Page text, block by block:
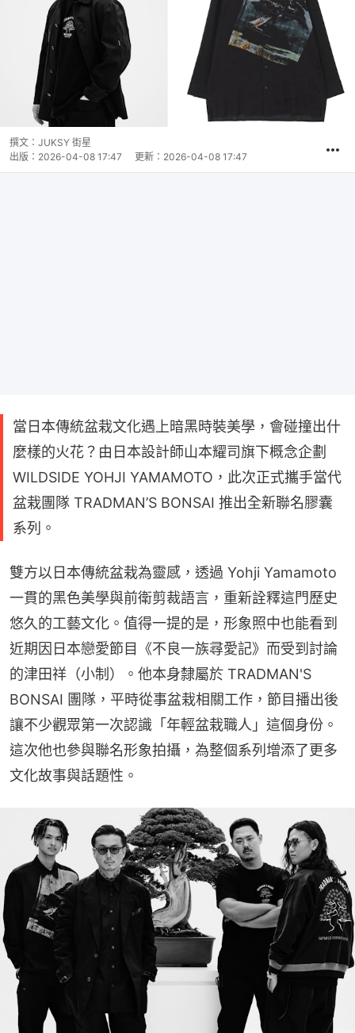
撰文： JUKSY 街星
出版： 2026-04-08 17:47 更新： 2026-04-08 17:47
當日本傳統盆栽文化遇上暗黑時裝美學，會碰撞出什
麼樣的火花？由日本設計師山本耀司旗下概念企劃
WILDSIDE YOHJI YAMAMOTO，此次正式攜手當代
盆栽團隊 TRADMAN’S BONSAI 推出全新聯名膠囊
系列。
雙方以日本傳統盆栽為靈感，透過 Yohji Yamamoto
一貫的黑色美學與前衛剪裁語言，重新詮釋這門歷史
悠久的工藝文化。值得一提的是，形象照中也能看到
近期因日本戀愛節目《不良一族尋愛記》而受到討論
的津田祥（小制）。他本身隸屬於 TRADMAN'S
BONSAI 團隊，平時從事盆栽相關工作，節目播出後
讓不少觀眾第一次認識「年輕盆栽職人」這個身份。
這次他也參與聯名形象拍攝，為整個系列增添了更多
文化故事與話題性。